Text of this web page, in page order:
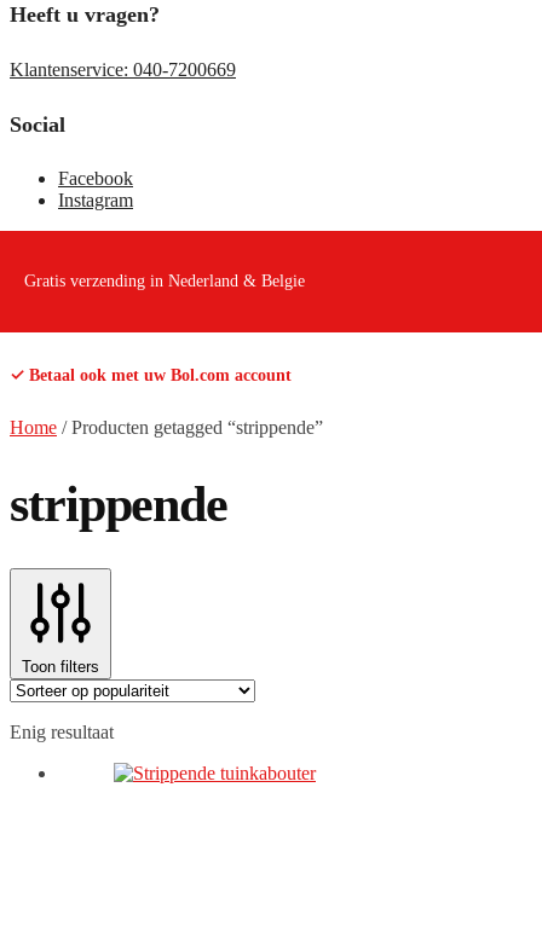
Heeft u vragen?
Klantenservice: 040-7200669
Social
Facebook
Instagram
Gratis verzending in Nederland & Belgie
✓ Betaal ook met uw Bol.com account
Home /Producten getagged “strippende”
strippende
Toon filters
Enig resultaat